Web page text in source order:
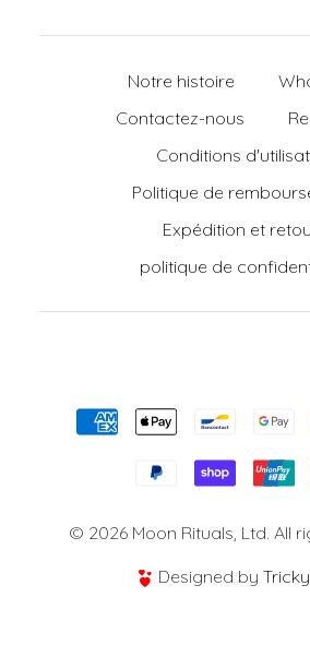
Notre histoire
Contactez-nous
Conditions
Politique de
Expédition et
politique de
Moyens de paiement
© 2026 Moon Rituals, Ltd. All
Designed by